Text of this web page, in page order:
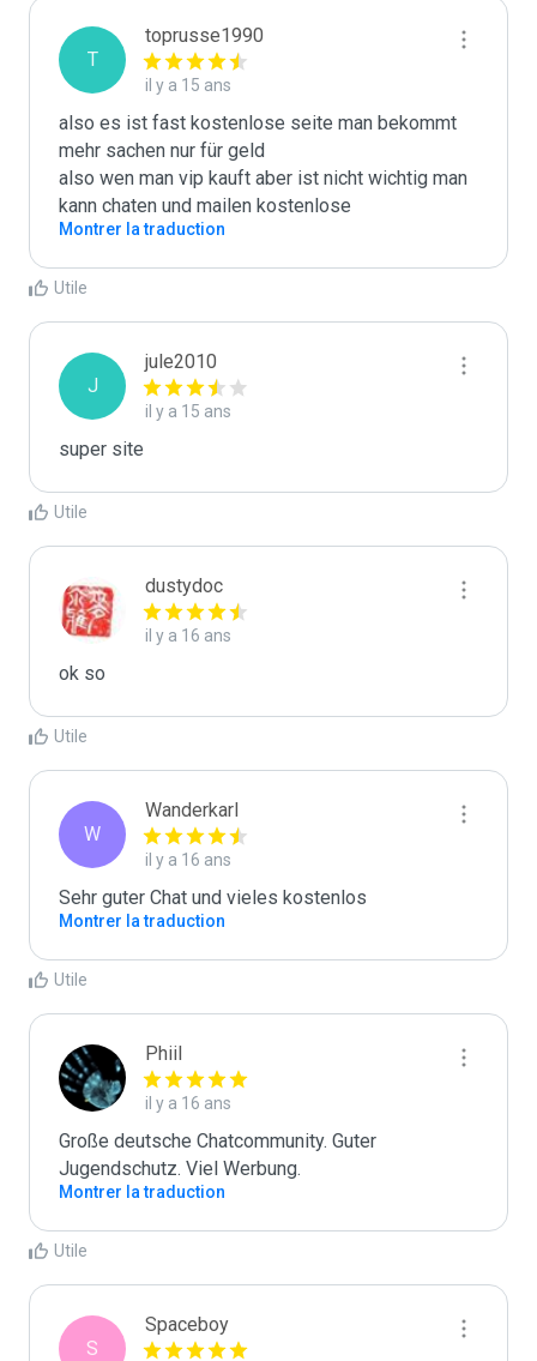
T
toprusse1990
il y a 15 ans
also es ist fast kostenlose seite man bekommt
mehr sachen nur für geld
also wen man vip kauft aber ist nicht wichtig man
kann chaten und mailen kostenlose
Montrer la traduction
Utile
J
jule2010
il y a 15 ans
super site
Utile
dustydoc
il y a 16 ans
ok so
Utile
W
Wanderkarl
il y a 16 ans
Sehr guter Chat und vieles kostenlos
Montrer la traduction
Utile
Phiil
il y a 16 ans
Große deutsche Chatcommunity. Guter
Jugendschutz. Viel Werbung.
Montrer la traduction
Utile
S
Spaceboy